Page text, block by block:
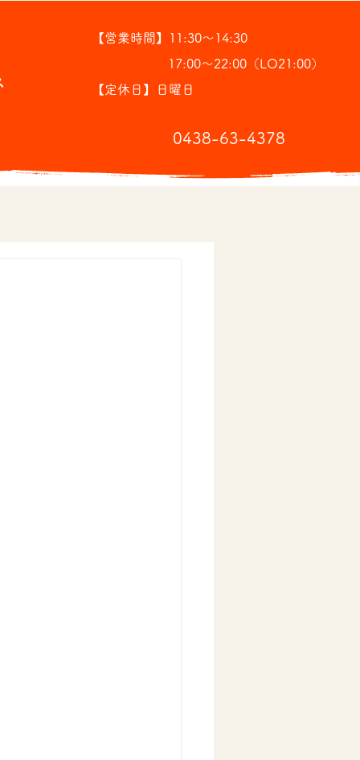
【営業時間】11:30～14:30
17:00～22:00（LO21:00）
【定休日】日曜日
​0438-63-4378